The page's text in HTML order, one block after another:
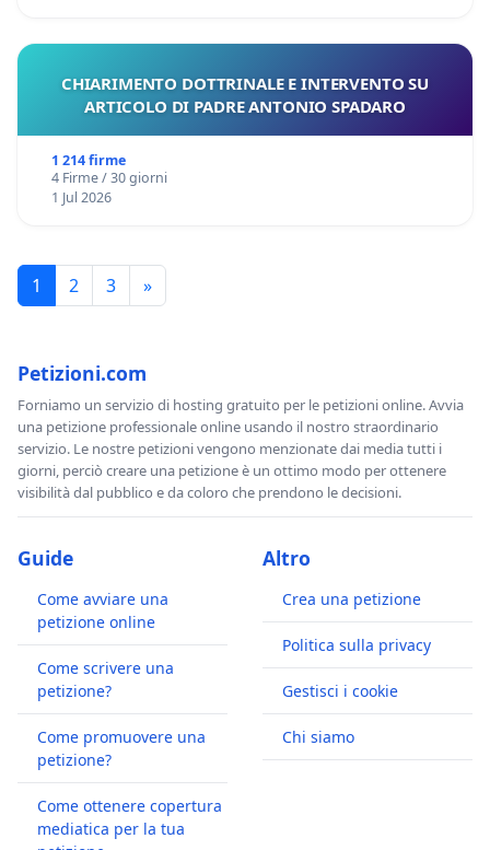
CHIARIMENTO DOTTRINALE E INTERVENTO SU
ARTICOLO DI PADRE ANTONIO SPADARO
1 214 firme
4 Firme / 30 giorni
1 Jul 2026
1 2 3 »
Petizioni.com
Forniamo un servizio di hosting gratuito per le petizioni online. Avvia
una petizione professionale online usando il nostro straordinario
servizio. Le nostre petizioni vengono menzionate dai media tutti i
giorni, perciò creare una petizione è un ottimo modo per ottenere
visibilità dal pubblico e da coloro che prendono le decisioni.
Guide
Come avviare una
petizione online
Come scrivere una
petizione?
Come promuovere una
petizione?
Come ottenere copertura
mediatica per la tua
Altro
Crea una petizione
Politica sulla privacy
Gestisci i cookie
Chi siamo